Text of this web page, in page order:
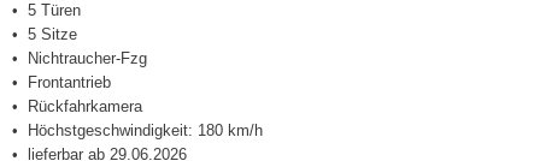
5 Türen
5 Sitze
Nichtraucher-Fzg
Frontantrieb
Rückfahrkamera
Höchstgeschwindigkeit: 180 km/h
lieferbar ab 29.06.2026